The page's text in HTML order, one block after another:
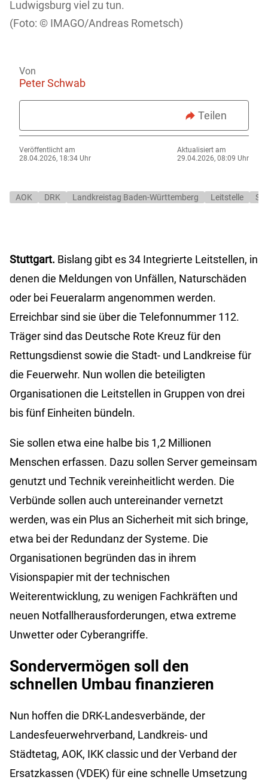
Ludwigsburg viel zu tun.
IMAGO/Andreas Rometsch)
Von
Peter Schwab
Teilen
Veröffentlicht am
28.04.2026, 18:34 Uhr
Aktualisiert am
29.04.2026, 08:09 Uhr
AOK DRK Landkreistag Baden-Württemberg Leitstelle
Stuttgart. Bislang gibt es 34 Integrierte Leitstellen, in
denen die Meldungen von Unfällen, Naturschäden
oder bei Feueralarm angenommen werden.
Erreichbar sind sie über die Telefonnummer 112.
Träger sind das Deutsche Rote Kreuz für den
Rettungsdienst sowie die Stadt- und Landkreise für
die Feuerwehr. Nun wollen die beteiligten
Organisationen die Leitstellen in Gruppen von drei
bis fünf Einheiten bündeln.
Sie sollen etwa eine halbe bis 1,2 Millionen
Menschen erfassen. Dazu sollen Server gemeinsam
genutzt und Technik vereinheitlicht werden. Die
Verbünde sollen auch untereinander vernetzt
werden, was ein Plus an Sicherheit mit sich bringe,
etwa bei der Redundanz der Systeme. Die
Organisationen begründen das in ihrem
Visionspapier mit der technischen
Weiterentwicklung, zu wenigen Fachkräften und
neuen Notfallherausforderungen, etwa extreme
Unwetter oder Cyberangriffe.
Sondervermögen soll den
schnellen Umbau finanzieren
Nun hoffen die DRK-Landesverbände, der
Landesfeuerwehrverband, Landkreis- und
Städtetag, AOK, IKK classic und der Verband der
Ersatzkassen (VDEK) für eine schnelle Umsetzung